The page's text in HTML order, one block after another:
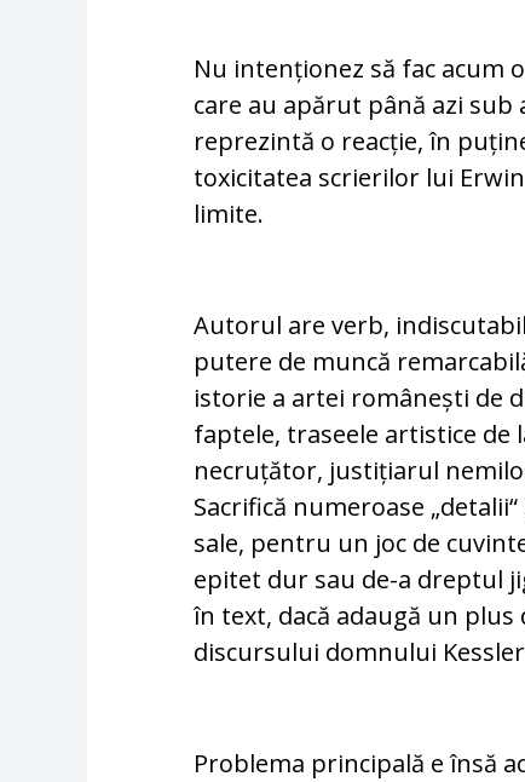
Nu intenționez să fac acum
care au apărut până azi sub
reprezintă o reacție, în
toxicitatea scrierilor lui
limite.
Autorul are verb,
putere de muncă
istorie a artei românești de
faptele, traseele artistice de
necruțător, justițiarul
Sacrifică numeroase
sale, pentru un joc de
epitet dur sau de-a dreptul
în text, dacă adaugă un plus
discursului domnului
Problema principală e însă